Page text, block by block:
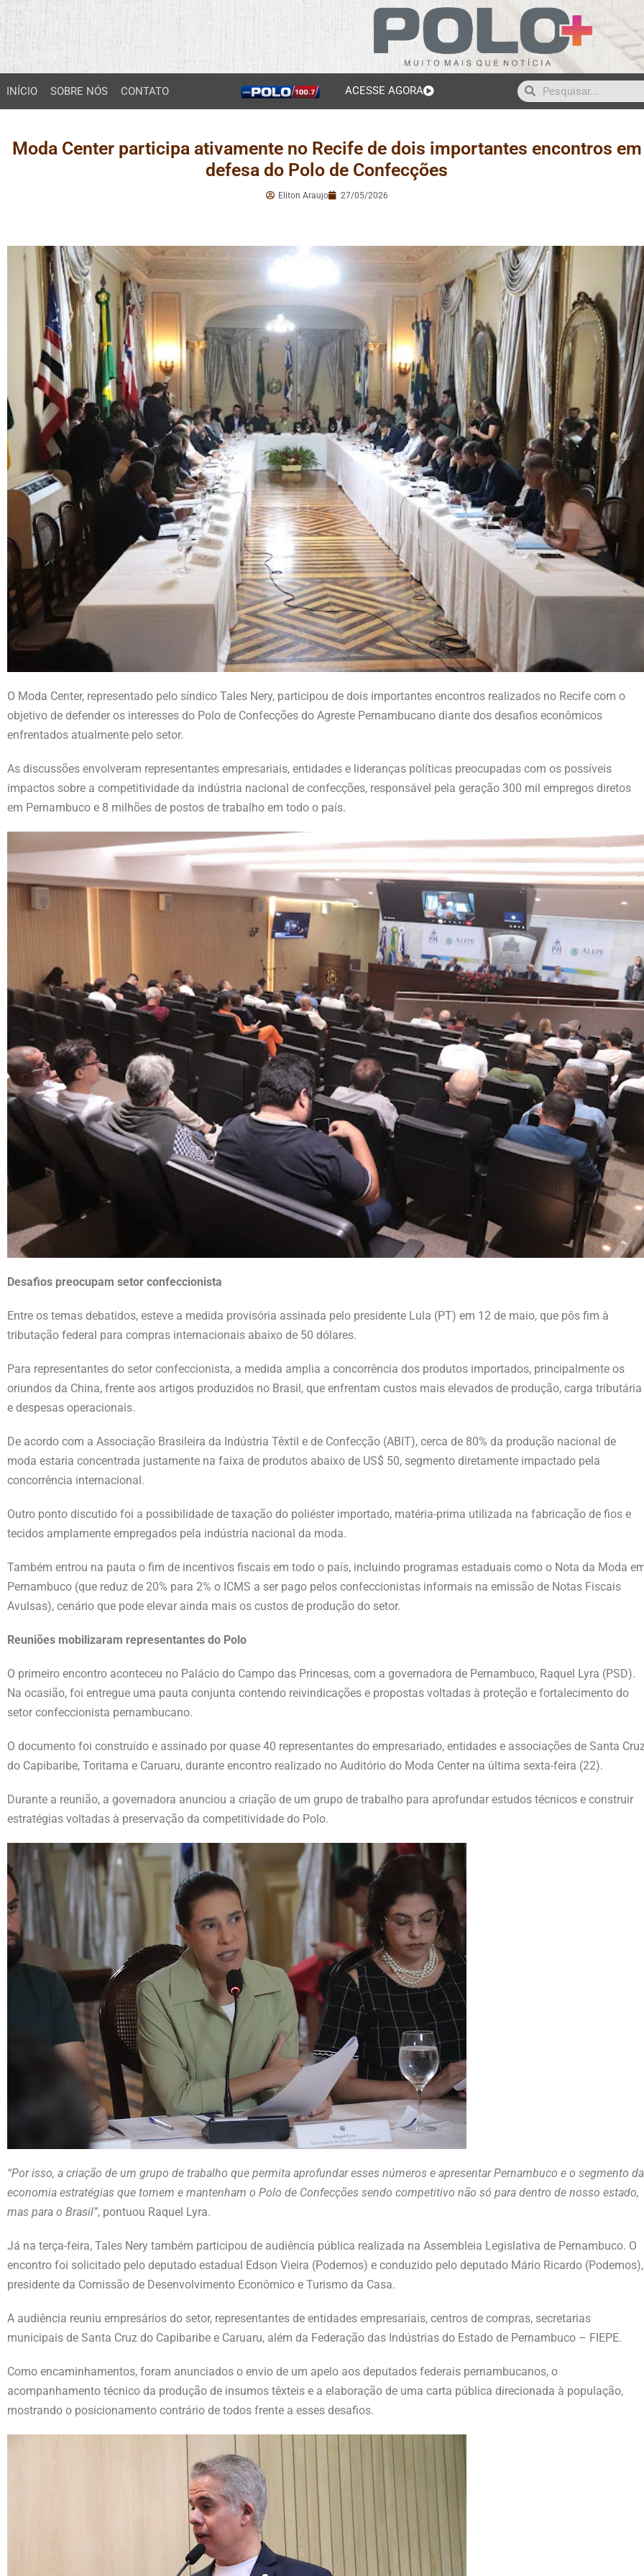
INÍCIO SOBRE NÓS CONTATO ACESSE AGORA
Moda Center participa ativamente no Recife de dois importantes encontros em
defesa do Polo de Confecções
Eliton Araujo 27/05/2026
O Moda Center, representado pelo síndico Tales Nery, participou de dois importantes encontros realizados no Recife com o
objetivo de defender os interesses do Polo de Confecções do Agreste Pernambucano diante dos desafios econômicos
enfrentados atualmente pelo setor.
As discussões envolveram representantes empresariais, entidades e lideranças políticas preocupadas com os possíveis
impactos sobre a competitividade da indústria nacional de confecções, responsável pela geração 300 mil empregos diretos
em Pernambuco e 8 milhões de postos de trabalho em todo o país.
Desafios preocupam setor confeccionista
Entre os temas debatidos, esteve a medida provisória assinada pelo presidente Lula (PT) em 12 de maio, que pôs fim à
tributação federal para compras internacionais abaixo de 50 dólares.
Para representantes do setor confeccionista, a medida amplia a concorrência dos produtos importados, principalmente os
oriundos da China, frente aos artigos produzidos no Brasil, que enfrentam custos mais elevados de produção, carga tributária
e despesas operacionais.
De acordo com a Associação Brasileira da Indústria Têxtil e de Confecção (ABIT), cerca de 80% da produção nacional de
moda estaria concentrada justamente na faixa de produtos abaixo de US$ 50, segmento diretamente impactado pela
concorrência internacional.
Outro ponto discutido foi a possibilidade de taxação do poliéster importado, matéria-prima utilizada na fabricação de fios e
tecidos amplamente empregados pela indústria nacional da moda.
Também entrou na pauta o fim de incentivos fiscais em todo o país, incluindo programas estaduais como o Nota da Moda
Pernambuco (que reduz de 20% para 2% o ICMS a ser pago pelos confeccionistas informais na emissão de Notas Fiscais
Avulsas), cenário que pode elevar ainda mais os custos de produção do setor.
Reuniões mobilizaram representantes do Polo
O primeiro encontro aconteceu no Palácio do Campo das Princesas, com a governadora de Pernambuco, Raquel Lyra (PSD).
Na ocasião, foi entregue uma pauta conjunta contendo reivindicações e propostas voltadas à proteção e fortalecimento do
setor confeccionista pernambucano.
O documento foi construído e assinado por quase 40 representantes do empresariado, entidades e associações de Santa
do Capibaribe, Toritama e Caruaru, durante encontro realizado no Auditório do Moda Center na última sexta-feira (22).
Durante a reunião, a governadora anunciou a criação de um grupo de trabalho para aprofundar estudos técnicos e construir
estratégias voltadas à preservação da competitividade do Polo.
“Por isso, a criação de um grupo de trabalho que permita aprofundar esses números e apresentar Pernambuco e o segmento da
economia estratégias que tornem e mantenham o Polo de Confecções sendo competitivo não só para dentro de nosso estado,
mas para o Brasil”, pontuou Raquel Lyra.
Já na terça-feira, Tales Nery também participou de audiência pública realizada na Assembleia Legislativa de Pernambuco. O
encontro foi solicitado pelo deputado estadual Edson Vieira (Podemos) e conduzido pelo deputado Mário Ricardo (Podemos),
presidente da Comissão de Desenvolvimento Econômico e Turismo da Casa.
A audiência reuniu empresários do setor, representantes de entidades empresariais, centros de compras, secretarias
municipais de Santa Cruz do Capibaribe e Caruaru, além da Federação das Indústrias do Estado de Pernambuco – FIEPE.
Como encaminhamentos, foram anunciados o envio de um apelo aos deputados federais pernambucanos, o
acompanhamento técnico da produção de insumos têxteis e a elaboração de uma carta pública direcionada à população,
mostrando o posicionamento contrário de todos frente a esses desafios.